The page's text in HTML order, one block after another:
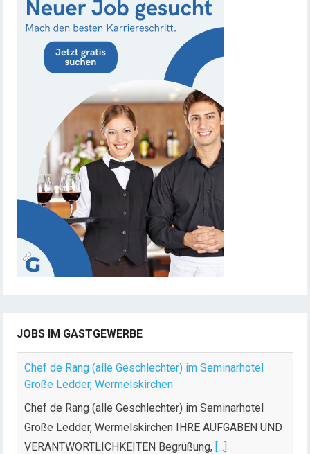
JOBS IM GASTGEWERBE
Chef de Rang (alle Geschlechter) im Seminarhotel
Große Ledder, Wermelskirchen
Chef de Rang (alle Geschlechter) im Seminarhotel
Große Ledder, Wermelskirchen IHRE AUFGABEN UND
VERANTWORTLICHKEITEN Begrüßung, [...]